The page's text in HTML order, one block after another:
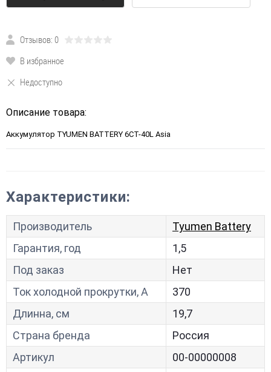
Отзывов: 0
В избранное
Недоступно
Описание товара:
Аккумулятор TYUMEN BATTERY 6CT-40L Asia
Характеристики:
Производитель
Tyumen Battery
Гарантия, год
1,5
Под заказ
Нет
Ток холодной прокрутки, A
370
Длинна, см
19,7
Страна бренда
Россия
Артикул
00-00000008